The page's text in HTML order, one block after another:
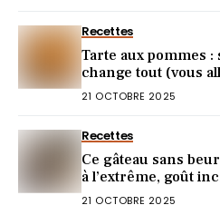
Recettes
Tarte aux pommes
change tout (vous
21 OCTOBRE 2025
Recettes
Ce gâteau sans
à l’extrême, goût
21 OCTOBRE 2025